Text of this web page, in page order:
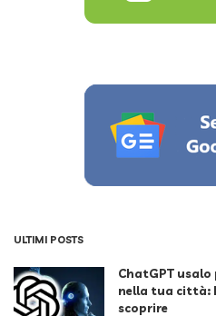
ULTIMI POSTS
ChatGPT
nella tua città:
scoprire